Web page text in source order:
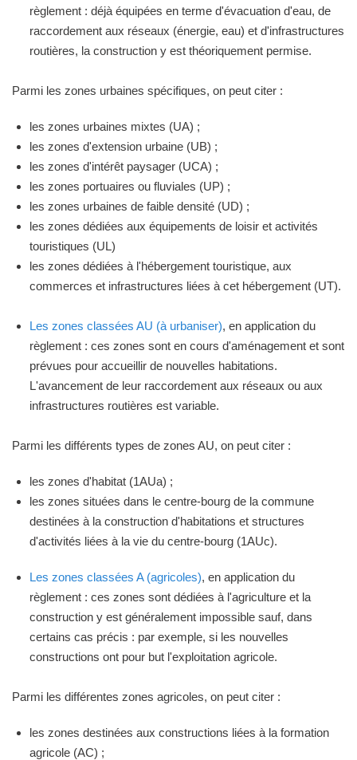
règlement : déjà équipées en terme d'évacuation d'eau, de
raccordement aux réseaux (énergie, eau) et d'infrastructures
routières, la construction y est théoriquement permise.
Parmi les zones urbaines spécifiques, on peut citer :
les zones urbaines mixtes (UA) ;
les zones d'extension urbaine (UB) ;
les zones d'intérêt paysager (UCA) ;
les zones portuaires ou fluviales (UP) ;
les zones urbaines de faible densité (UD) ;
les zones dédiées aux équipements de loisir et activités
touristiques (UL)
les zones dédiées à l'hébergement touristique, aux
commerces et infrastructures liées à cet hébergement (UT).
Les zones classées AU (à urbaniser), en application du
règlement : ces zones sont en cours d'aménagement et sont
prévues pour accueillir de nouvelles habitations.
L'avancement de leur raccordement aux réseaux ou aux
infrastructures routières est variable.
Parmi les différents types de zones AU, on peut citer :
les zones d'habitat (1AUa) ;
les zones situées dans le centre-bourg de la commune
destinées à la construction d'habitations et structures
d'activités liées à la vie du centre-bourg (1AUc).
Les zones classées A (agricoles), en application du
règlement : ces zones sont dédiées à l'agriculture et la
construction y est généralement impossible sauf, dans
certains cas précis : par exemple, si les nouvelles
constructions ont pour but l'exploitation agricole.
Parmi les différentes zones agricoles, on peut citer :
les zones destinées aux constructions liées à la formation
agricole (AC) ;